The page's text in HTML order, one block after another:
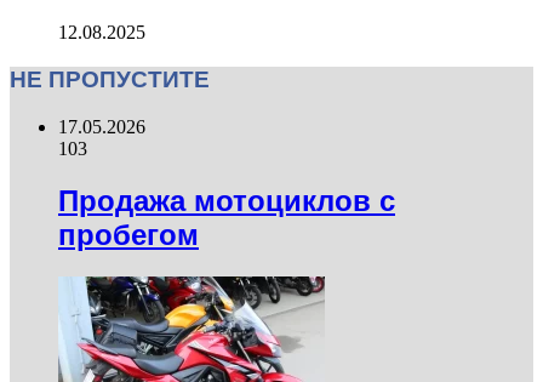
12.08.2025
НЕ ПРОПУСТИТЕ
17.05.2026
103
Продажа мотоциклов с
пробегом